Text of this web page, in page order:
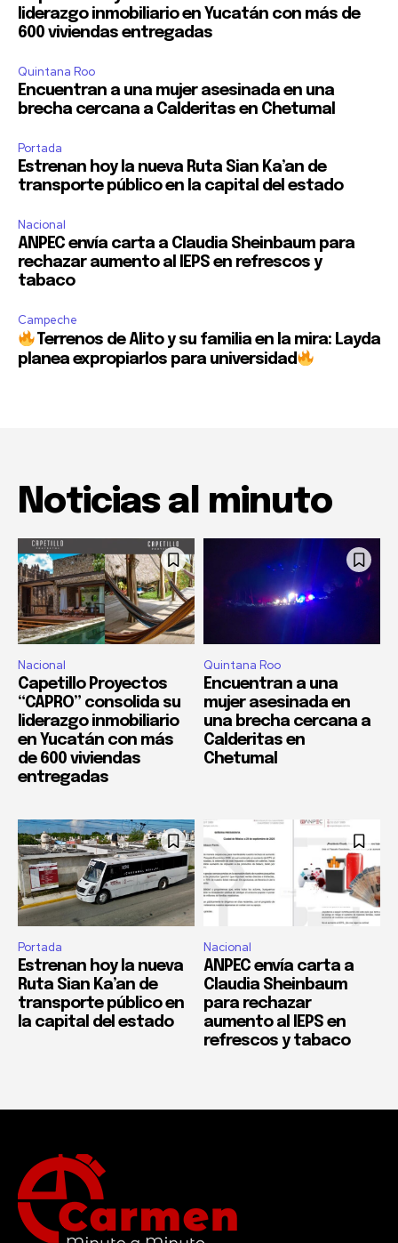
liderazgo inmobiliario en Yucatán con más de
600 viviendas entregadas
Quintana Roo
Encuentran a una mujer asesinada en una
brecha cercana a Calderitas en Chetumal
Portada
Estrenan hoy la nueva Ruta Sian Ka’an de
transporte público en la capital del estado
Nacional
ANPEC envía carta a Claudia Sheinbaum para
rechazar aumento al IEPS en refrescos y
tabaco
Campeche
Terrenos de Alito y su familia en la mira: Layda
planea expropiarlos para universidad
Noticias al minuto
Nacional
Capetillo Proyectos
“CAPRO” consolida su
liderazgo inmobiliario
en Yucatán con más
de 600 viviendas
entregadas
Quintana Roo
Encuentran a una
mujer asesinada en
una brecha cercana a
Calderitas en
Chetumal
Portada
Estrenan hoy la nueva
Ruta Sian Ka’an de
transporte público en
la capital del estado
Nacional
ANPEC envía carta a
Claudia Sheinbaum
para rechazar
aumento al IEPS en
refrescos y tabaco